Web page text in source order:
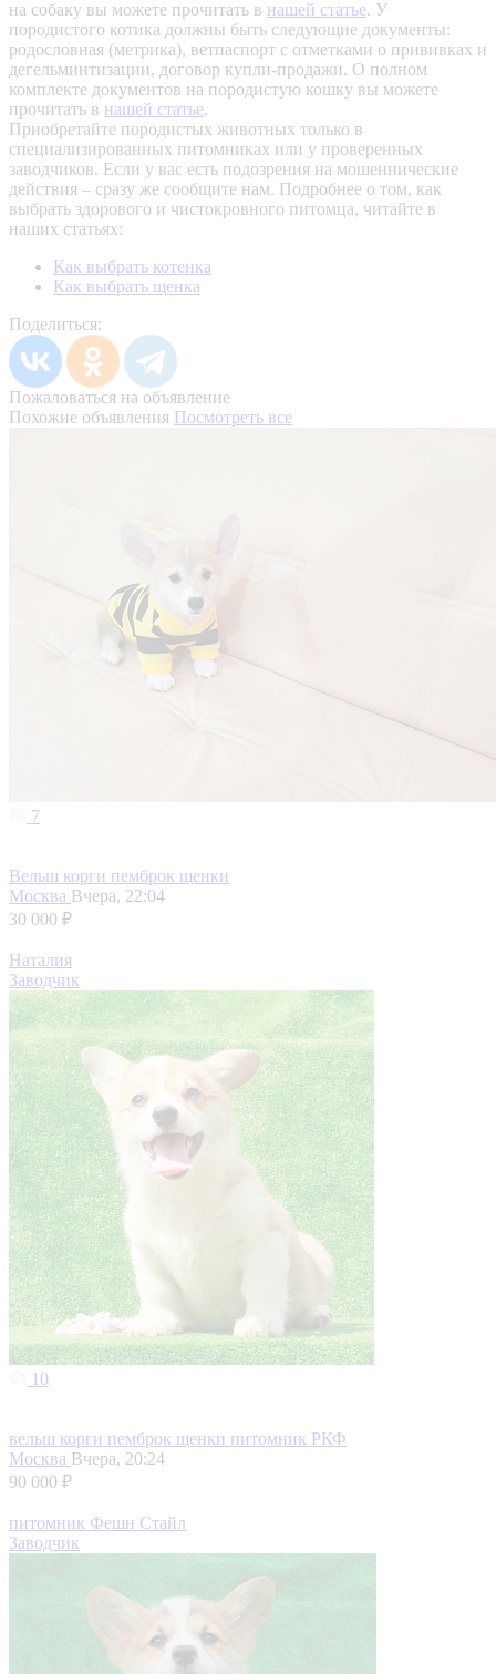
на собаку вы можете прочитать в нашей статье. У
породистого котика должны быть следующие документы:
родословная (метрика), ветпаспорт с отметками о прививках и
дегельминтизации, договор купли-продажи. О полном
комплекте документов на породистую кошку вы можете
прочитать в нашей статье.
Приобретайте породистых животных только в
специализированных питомниках или у проверенных
заводчиков. Если у вас есть подозрения на мошеннические
действия – сразу же сообщите нам. Подробнее о том, как
выбрать здорового и чистокровного питомца, читайте в
наших статьях:
Как выбрать котенка
Как выбрать щенка
Поделиться:
Пожаловаться на объявление
Похожие объявления Посмотреть все
7
Вельш корги пемброк щенки
Москва Вчера, 22:04
30 000 ₽
Наталия
Заводчик
10
вельш корги пемброк щенки питомник РКФ
Москва Вчера, 20:24
90 000 ₽
питомник Фешн Стайл
Заводчик